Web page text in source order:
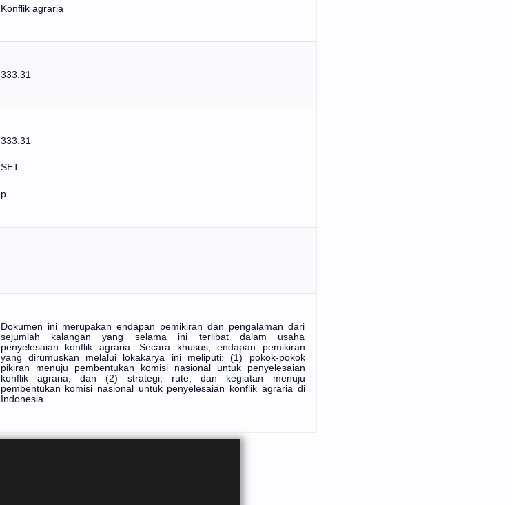
Konflik agraria
333.31
333.31
SET
p
Dokumen ini merupakan endapan pemikiran dan pengalaman dari
sejumlah kalangan yang selama ini terlibat dalam usaha
penyelesaian konflik agraria. Secara khusus, endapan pemikiran
yang dirumuskan melalui lokakarya ini meliputi: (1) pokok-pokok
pikiran menuju pembentukan komisi nasional untuk penyelesaian
konflik agraria; dan (2) strategi, rute, dan kegiatan menuju
pembentukan komisi nasional untuk penyelesaian konflik agraria di
Indonesia.